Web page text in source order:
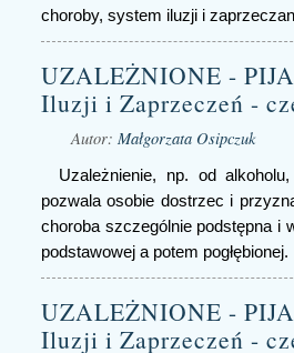
choroby, system iluzji i
UZALEŻNIONE -
Iluzji i Zaprzeczeń -
Autor: Małgorzata Osipczuk
Uzależnienie, np. od
pozwala osobie dostrzec i
choroba szczególnie podstępna i
podstawowej a potem pogłębionej.
UZALEŻNIONE -
Iluzji i Zaprzeczeń -